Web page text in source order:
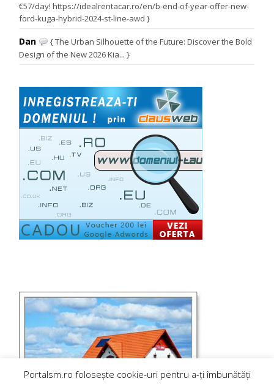
€57/day! https://idealrentacar.ro/en/b-end-of-year-offer-new-
ford-kuga-hybrid-2024-st-line-awd }
Dan
{ The Urban Silhouette of the Future: Discover the Bold
Design of the New 2026 Kia... }
Portalsm.ro folosește cookie-uri pentru a-ți îmbunătăți